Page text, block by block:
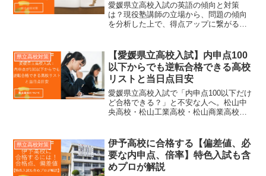
愛媛県立高校入試の英語の傾向と対策
は？現役塾講師の立場から、問題の傾向
を分析した上で、得点アップに繋がる問
県立高校対策
【愛媛県立高校入試】内申点100
以下からでも逆転合格できる高校
リストと当日点目安
愛媛県立高校入試で「内申点100以下だけ
ど合格できる？」と不安な人へ。松山中
央高校・松山工業高校・松山商業高校・
イントを詳しく解説します。
県立高校対策
伊予高校に合格する【偏差値、必
要な内申点、倍率】特色入試も含
めプロが解説